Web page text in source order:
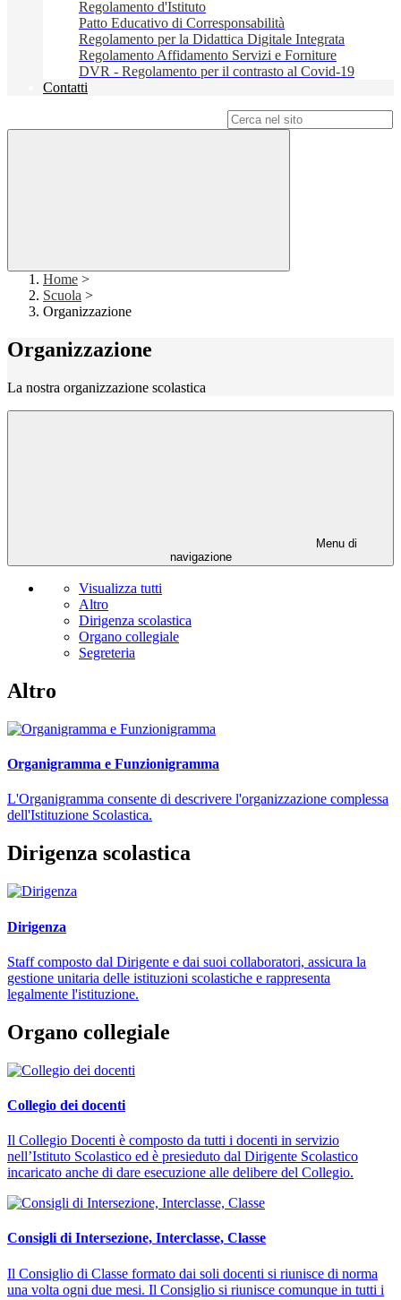
Regolamento d'Istituto
Patto Educativo di Corresponsabilità
Regolamento per la Didattica Digitale Integrata
Regolamento Affidamento Servizi e Forniture
DVR - Regolamento per il contrasto al Covid-19
Contatti
Home >
Scuola >
Organizzazione
Organizzazione
La nostra organizzazione scolastica
Menu di
navigazione
Visualizza tutti
Altro
Dirigenza scolastica
Organo collegiale
Segreteria
Altro
Organigramma e Funzionigramma
L'Organigramma consente di descrivere l'organizzazione complessa
dell'Istituzione Scolastica.
Dirigenza scolastica
Dirigenza
Staff composto dal Dirigente e dai suoi collaboratori, assicura la
gestione unitaria delle istituzioni scolastiche e rappresenta
legalmente l'istituzione.
Organo collegiale
Collegio dei docenti
Il Collegio Docenti è composto da tutti i docenti in servizio
nell’Istituto Scolastico ed è presieduto dal Dirigente Scolastico
incaricato anche di dare esecuzione alle delibere del Collegio.
Consigli di Intersezione, Interclasse, Classe
Il Consiglio di Classe formato dai soli docenti si riunisce di norma
una volta ogni due mesi. Il Consiglio si riunisce comunque in tutti i